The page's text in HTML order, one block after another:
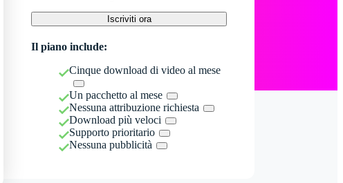
Iscriviti ora
Il piano include:
Cinque download di video al mese
Un pacchetto al mese
Nessuna attribuzione richiesta
Download più veloci
Supporto prioritario
Nessuna pubblicità